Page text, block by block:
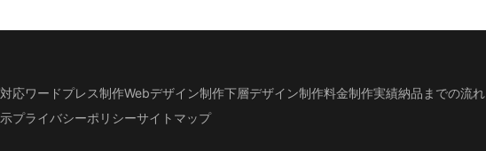
応ワードプレス制作Webデザイン制作下層デザイン制作料金制作実績納品までの流れ
プライバシーポリシーサイトマップ